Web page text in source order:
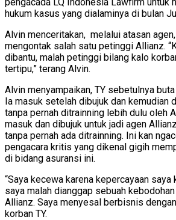
hukum kasus yang dialaminya di bulan
Alvin menceritakan, melalui atasan
mengontak salah satu petinggi Allianz.
dibantu, malah petinggi bilang kalo
tertipu,” terang Alvin.
Alvin menyampaikan, TY sebetulnya
Ia masuk setelah dibujuk dan kemudian
tanpa pernah ditrainning lebih dulu oleh
masuk dan dibujuk untuk jadi agen
tanpa pernah ada ditrainning. Ini kan
pengacara kritis yang dikenal gigih
di bidang asuransi ini.
“Saya kecewa karena kepercayaan
saya malah dianggap sebuah
Allianz. Saya menyesal berbisnis
korban TY.